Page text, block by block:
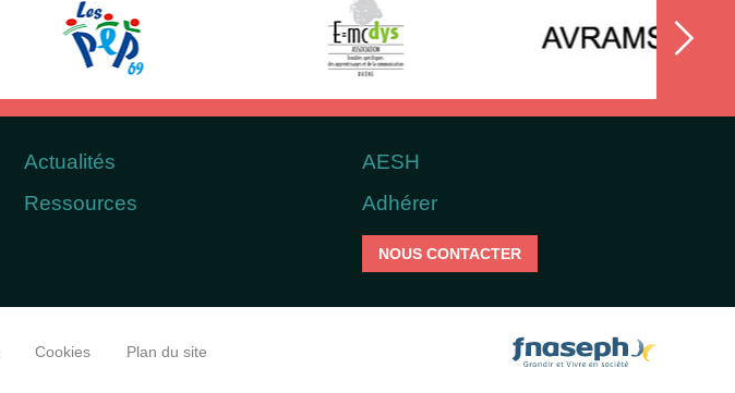
Actualités
Ressources
AESH
Adhérer
NOUS CONTACTER
Cookies Plan du site